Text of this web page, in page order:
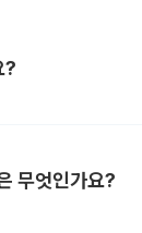
?
무엇인가요?